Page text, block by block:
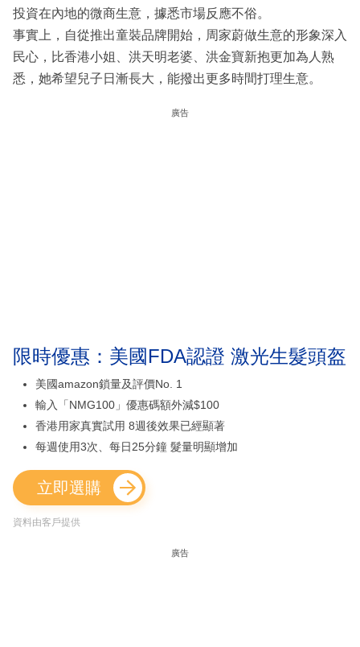
投資在內地的微商生意，據悉市場反應不俗。
事實上，自從推出童裝品牌開始，周家蔚做生意的形象深入
民心，比香港小姐、洪天明老婆、洪金寶新抱更加為人熟
悉，她希望兒子日漸長大，能撥出更多時間打理生意。
廣告
限時優惠：美國FDA認證 激光生髮頭盔
美國amazon鎖量及評價No. 1
輸入「NMG100」優惠碼額外減$100
香港用家真實試用 8週後效果已經顯著
每週使用3次、每日25分鐘 髮量明顯增加
立即選購
資料由客戶提供
廣告